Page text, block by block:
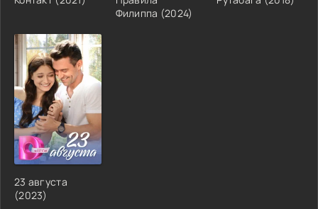
Филиппа (2024)
23 августа
(2023)